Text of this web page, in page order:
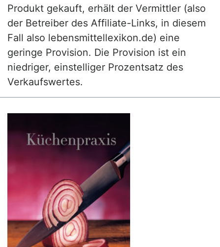
Produkt gekauft, erhält der Vermittler (also
der Betreiber des Affiliate-Links, in diesem
Fall also lebensmittellexikon.de) eine
geringe Provision. Die Provision ist ein
niedriger, einstelliger Prozentsatz des
Verkaufswertes.